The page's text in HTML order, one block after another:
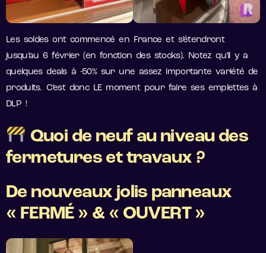
Les soldes ont commencé en France et s’étendront
jusqu’au 6 février (en fonction des stocks). Notez qu’il y a
quelques deals à -50% sur une assez importante variété de
produits. C’est donc LE moment pour faire ses emplettes à
DLP !
Quoi de neuf au niveau des
fermetures et travaux ?
De nouveaux jolis panneaux
« FERMÉ » & « OUVERT »